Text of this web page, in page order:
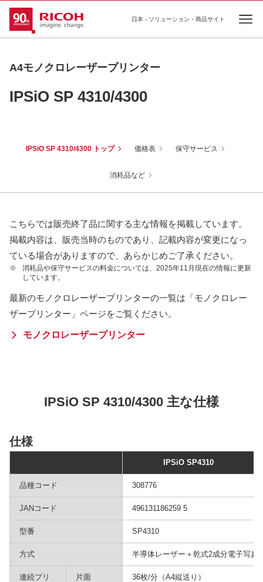
日本 - ソリューション・商品サイト
A4モノクロレーザープリンター
IPSiO SP 4310/4300
IPSiO SP 4310/4300 トップ 価格表 保守サービス
消耗品など
こちらでは販売終了品に関する主な情報を掲載しています。
掲載内容は、販売当時のものであり、記載内容が変更になっ
ている場合がありますので、あらかじめご了承ください。
※
消耗品や保守サービスの料金については、2025年11月現在の情報に更新
しています。
最新のモノクロレーザープリンターの一覧は「モノクロレー
ザープリンター」ページをご覧ください。
モノクロレーザープリンター
IPSiO SP 4310/4300 主な仕様
仕様
IPSiO SP4310
品種コード 308776
JANコード 496131186259 5
型番 SP4310
方式 半導体レーザー＋乾式2成分電子写真
連続プリ
片面 36枚/分（A4縦送り）